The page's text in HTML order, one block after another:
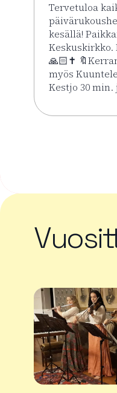
Tervetuloa
kesällä!
Keskuskirkko.
🙏🏻✝️
myös
Kestjo 30
Lue lisää